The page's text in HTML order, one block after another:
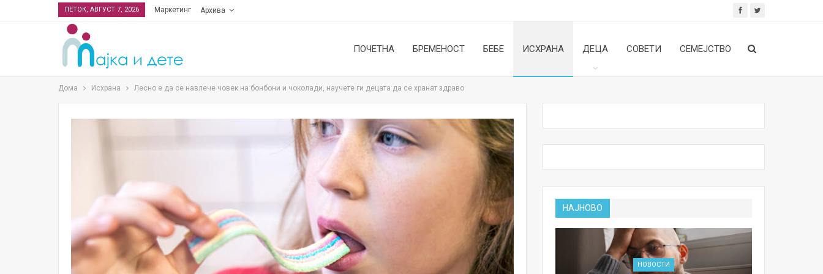
ПЕТОК, АВГУСТ 7, 2026 Маркетинг Архива
ПОЧЕТНА БРЕМЕНОСТ БЕБЕ ИСХРАНА ДЕЦА СОВЕТИ СЕМЕЈСТВО
Дома Исхрана Лесно е да се навлече човек на бонбони и чоколади, научете ги децата да се хранат здраво
НАЈНОВО
НОВОСТИ